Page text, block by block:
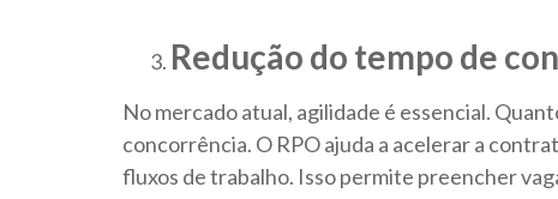
Redução do tempo de
No mercado atual, agilidade é essencial.
concorrência. O RPO ajuda a acelerar a
fluxos de trabalho. Isso permite preencher